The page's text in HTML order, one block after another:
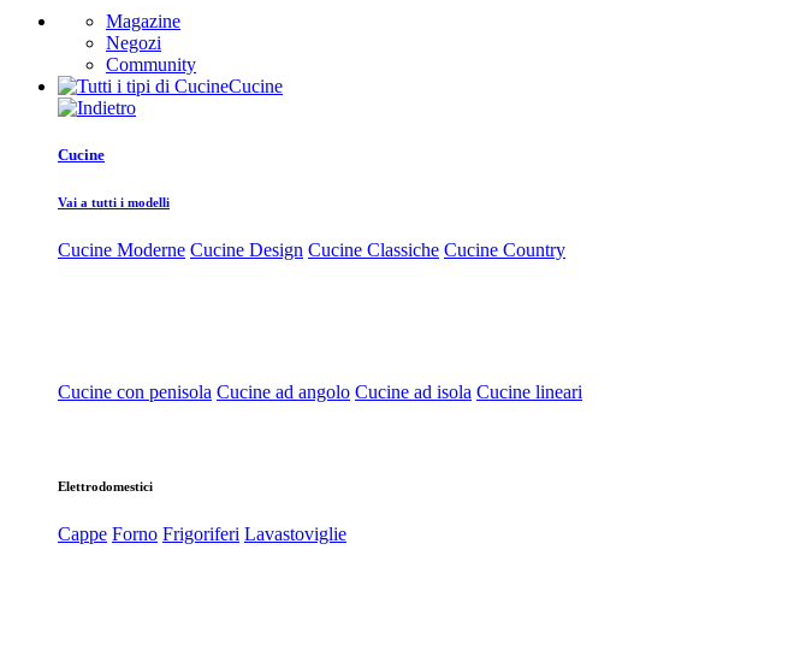
Magazine
Negozi
Community
Cucine
Cucine
Vai a tutti i modelli
Cucine Moderne Cucine Design Cucine Classiche Cucine Country
Cucine con penisola Cucine ad angolo Cucine ad isola Cucine lineari
Elettrodomestici
Cappe Forno Frigoriferi Lavastoviglie